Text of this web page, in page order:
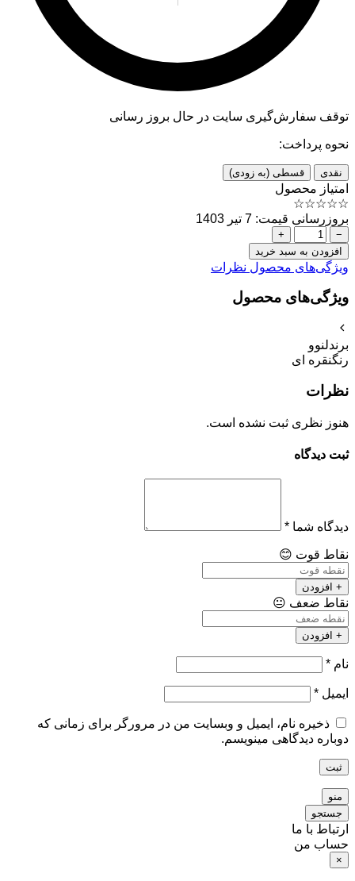
توقف سفارش‌گیری سایت در حال بروز رسانی
نحوه پرداخت:
نقدی قسطی (به زودی)
امتیاز محصول
☆
☆
☆
☆
☆
بروزرسانی قیمت: 7 تیر 1403
−
+
افزودن به سبد خرید
ویژگی‌های محصول نظرات
ویژگی‌های محصول
برندلنوو
رنگنقره ای
نظرات
هنوز نظری ثبت نشده است.
ثبت دیدگاه
دیدگاه شما *
نقاط قوت 😊
+ افزودن
نقاط ضعف 😐
+ افزودن
نام *
ایمیل *
ذخیره نام، ایمیل و وبسایت من در مرورگر برای زمانی که
دوباره دیدگاهی مینویسم.
ثبت
منو
جستجو
ارتباط با ما
حساب من
×